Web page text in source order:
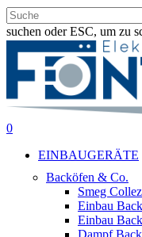
suchen oder ESC, um zu
beenden
suche
0
EINBAUGERÄTE
Backöfen & Co.
Smeg
Einbau
Einbau
Dampf